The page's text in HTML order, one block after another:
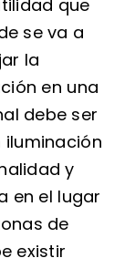
que
se va a
la
en una
debe ser
y
en el lugar
de
existir